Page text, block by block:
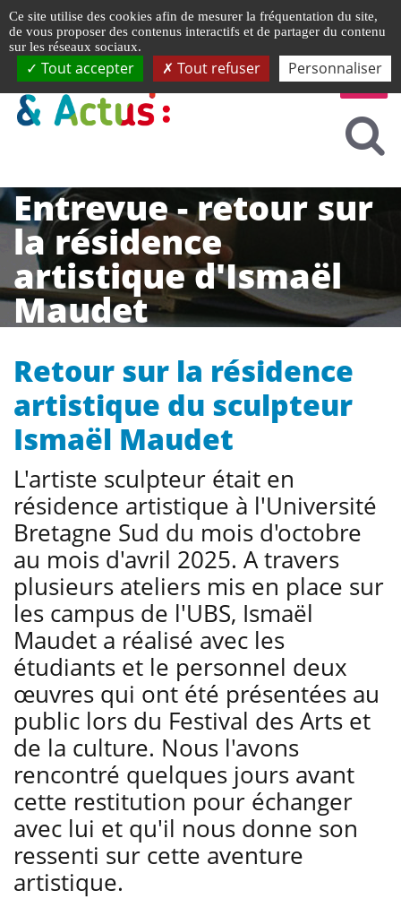
Entrevue - retour sur
la résidence
artistique d'Ismaël
Maudet
Retour sur la résidence
artistique du sculpteur
Ismaël Maudet
L'artiste sculpteur était en
résidence artistique à l'Université
Bretagne Sud du mois d'octobre
au mois d'avril 2025. A travers
plusieurs ateliers mis en place sur
les campus de l'UBS, Ismaël
Maudet a réalisé avec les
étudiants et le personnel deux
œuvres qui ont été présentées au
public lors du Festival des Arts et
de la culture. Nous l'avons
rencontré quelques jours avant
cette restitution pour échanger
avec lui et qu'il nous donne son
ressenti sur cette aventure
artistique.
Ce site utilise des cookies afin de mesurer la fréquentation du site,
de vous proposer des contenus interactifs et de partager du contenu
sur les réseaux sociaux.
Tout accepter Tout refuser Personnaliser